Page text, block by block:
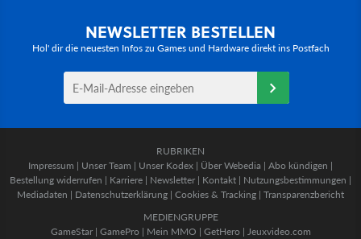
NEWSLETTER BESTELLEN
Hol' dir die neuesten Infos zu Games und Hardware direkt ins Postfach
RUBRIKEN
Impressum | Unser Team | Unser Kodex | Über Webedia | Abo kündigen |
Bestellung widerrufen | Karriere | Newsletter | Kontakt | Nutzungsbestimmungen |
Mediadaten | Datenschutzerklärung | Cookies & Tracking | Transparenzbericht
MEDIENGRUPPE
GameStar| GamePro | Mein MMO | GetHero | Jeuxvideo.com